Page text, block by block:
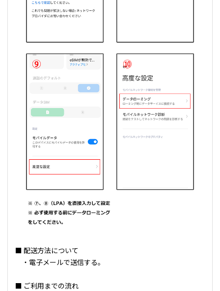
■ 配送方法について
・電子メールで送信する。
■ ご利用までの流れ